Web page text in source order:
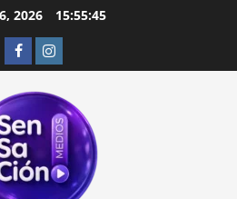
2026 15:55:46
FacebookInstagram